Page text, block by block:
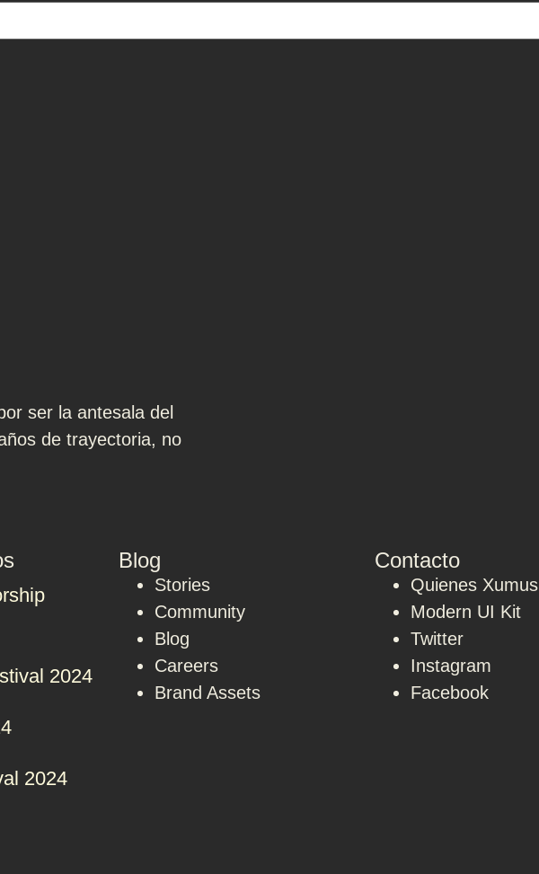
ser la antesala del
de trayectoria, no
2024
2024
Blog
Stories
Community
Blog
Careers
Brand Assets
Contacto
Quienes Xumus
Modern UI Kit
Twitter
Instagram
Facebook